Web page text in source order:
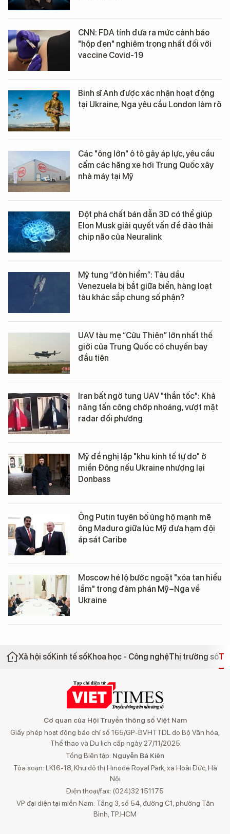
CNN: FDA tính đưa ra mức cảnh báo
"hộp đen" nghiêm trọng nhất đối với
vaccine Covid-19
Binh sĩ Anh được xác nhận hoạt động
tại Ukraine, Nga yêu cầu London làm rõ
Các "ông lớn" ô tô gây áp lực, yêu cầu
cấm các hãng xe hơi Trung Quốc xây
nhà máy tại Mỹ
Đột phá chất bán dẫn 3D có thể giúp
Elon Musk giải quyết vấn đề đào thải
chip não của Neuralink
Mỹ tung “đòn hiểm”: Tàu dầu
Venezuela bị bắt giữa biển, hàng loạt
tàu khác sắp chung số phận?
UAV tàu mẹ “Cửu Thiên” lớn nhất thế
giới của Trung Quốc có chuyến bay
đầu tiên
Iran bất ngờ tung UAV "thần tốc": Khả
năng tấn công chớp nhoáng, vượt mặt
radar đối phương
Mỹ đề nghị lập "khu kinh tế tự do" ở
miền Đông nếu Ukraine nhượng lại
Donbass
Ông Putin tuyên bố ủng hộ mạnh mẽ
ông Maduro giữa lúc Mỹ đưa hạm đội
áp sát Caribe
Moscow hé lộ bước ngoặt "xóa tan hiểu
lầm" trong đàm phán Mỹ–Nga về
Ukraine
Xã hội sốKinh tế sốKhoa học - Công nghệThị trường số
Cơ quan của Hội Truyền thông số Việt Nam
Giấy phép hoạt động báo chí số 165/GP-BVHTTDL do Bộ Văn hóa,
Thể thao và Du lịch cấp ngày 27/11/2025
Tổng Biên tập: Nguyễn Bá Kiên
Tòa soạn: LK16-18, Khu đô thị Hinode Royal Park, xã Hoài Đức, Hà
Nội
Điện thoại/fax: (024)32 151175
VP đại diện tại miền Nam: Tầng 3, số 54, đường C1, phường Tân
Bình, TP.HCM